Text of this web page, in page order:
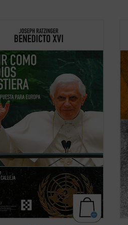
de este libro no es otro que
, tomando en serio lo que
anuncio cristiano y su riquísima
intelectual. Reúne textos de
Ratzinger/Benedicto XVI en
un hilo conductor: su gran ...